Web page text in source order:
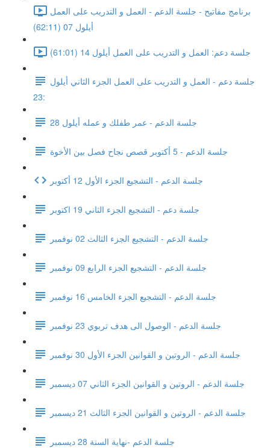
برنامج مفاتيح - جلسة الدعم - العمل و التدريب على العمل
أيلول 07 (62:11)
جلسة دعم: العمل و التدريب على العمل أيلول 14 (61:01)
جلسة دعم - العمل و التدريب على العمل الجزء الثاني أيلول
23:
جلسة الدعم - عمر طفلك و عمله أيلول 28
جلسة الدعم - 5 أكتوبر قصص نجاح فصل بين الأخوة
جلسة الدعم - التشجيع الجزء الأول 12 أكتوبر
جلسة دعم - التشجيع الجزء الثاني 19 اكتوبر
جلسة الدعم - التشجيع الجزء الثالث 02 نوفمبر
جلسة الدعم - التشجيع الجزء الرابع 09 نوفمبر
جلسة الدعم - التشجيع الجزء الخامس 16 نوفمبر
جلسة الدعم - الوصول الى هدف تربوي 23 نوفمبر
جلسة الدعم - الروتين و القوانين الجزء الأول 30 نوفمبر
جلسة الدعم - الروتين و القوانين الجزء الثاني 07 ديسمبر
جلسة الدعم - الروتين و القوانين الجزء الثالث 21 ديسمبر
جلسة الدعم -نهاية السنة 28 ديسمبر